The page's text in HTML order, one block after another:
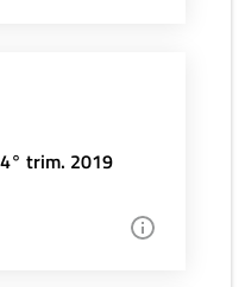
trim. 2019